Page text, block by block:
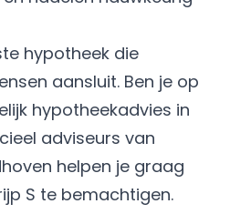
hypotheek die
aansluit. Ben je op
hypotheekadvies in
adviseurs van
helpen je graag
S te bemachtigen.